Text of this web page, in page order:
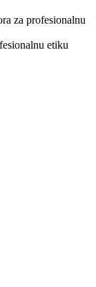
za profesionalnu
etiku